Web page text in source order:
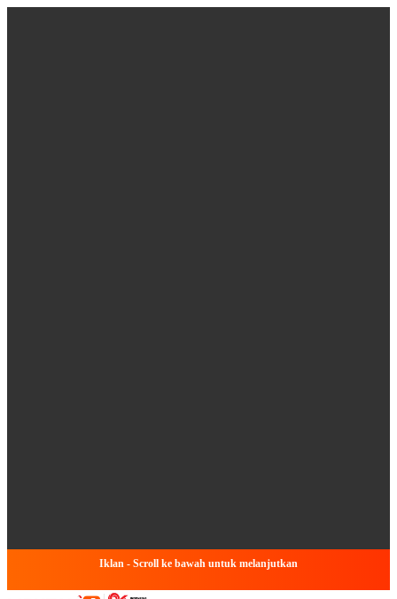
Iklan - Scroll ke bawah untuk melanjutkan